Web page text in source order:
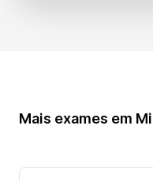
Mais exames em